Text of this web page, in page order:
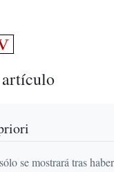
artículo
se mostrará tras